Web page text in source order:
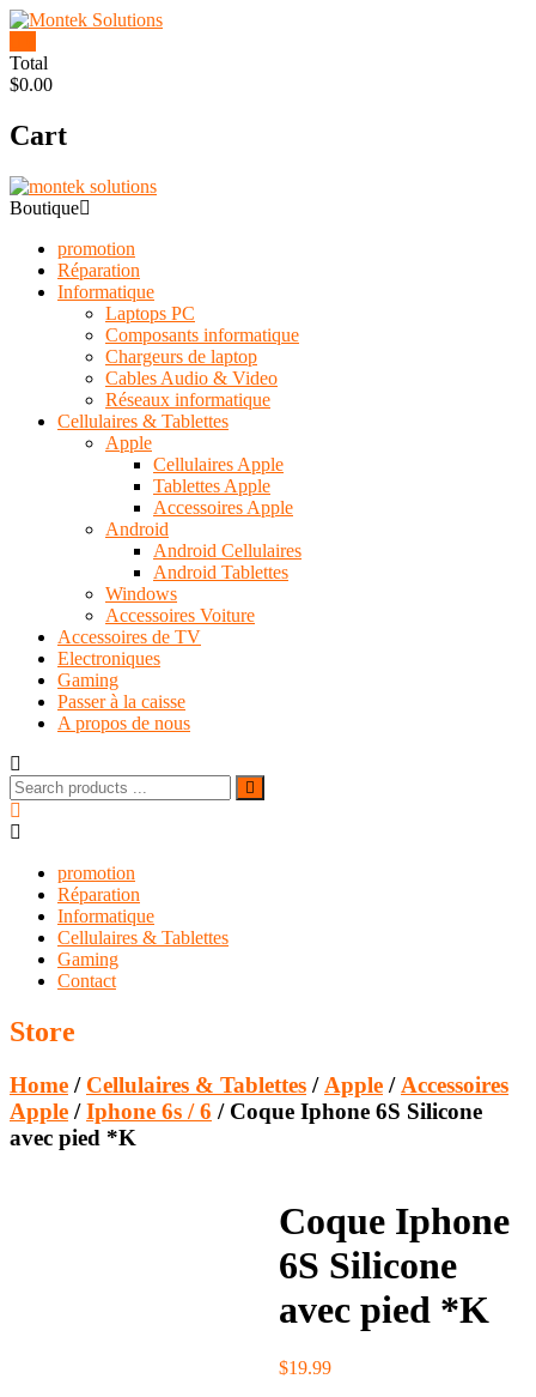
Skip
content
Montek
Solutions
Réparation
vente
|
Ordinateur,
cellulaire
électronique
Total
$0.00
Cart
Boutique
promotion
Réparation
Informatique
Laptops PC
Composants informatique
Chargeurs de laptop
Cables Audio & Video
Réseaux informatique
Cellulaires & Tablettes
Apple
Cellulaires Apple
Tablettes Apple
Accessoires Apple
Android
Android Cellulaires
Android Tablettes
Windows
Accessoires Voiture
Accessoires de TV
Electroniques
Gaming
Passer à la caisse
A propos de nous
Search
for:
promotion
Réparation
Informatique
Cellulaires & Tablettes
Gaming
Contact
Store
Home / Cellulaires & Tablettes / Apple / Accessoires
Apple /Iphone 6s / 6 / Coque Iphone 6S Silicone
avec pied *K
Coque Iphone
6S Silicone
avec pied *K
$19.99